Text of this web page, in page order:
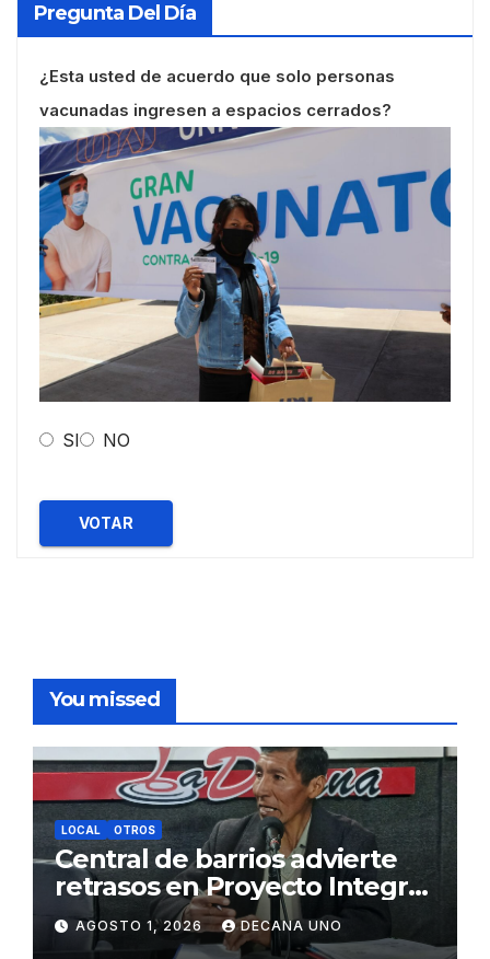
Pregunta Del Día
¿Esta usted de acuerdo que solo personas
vacunadas ingresen a espacios cerrados?
SI NO
VOTAR
You missed
LOCAL OTROS
Central de barrios advierte
retrasos en Proyecto Integral
de Agua y Alcantarillado para
Juliaca
AGOSTO 1, 2026 DECANA UNO